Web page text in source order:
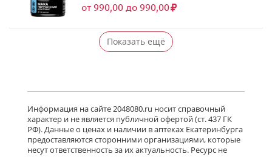
от 990,00 до 990,00
Показать ещё
Информация на сайте 2048080.ru носит справочный
характер и не является публичной офертой (ст. 437 ГК
РФ). Данные о ценах и наличии в аптеках Екатеринбурга
предоставляются сторонними организациями, которые
несут ответственность за их актуальность. Ресурс не